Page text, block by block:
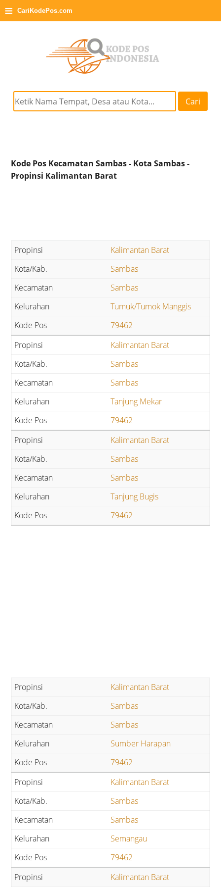
≡ CariKodePos.com
Cari
Kode Pos Kecamatan Sambas - Kota Sambas -
Propinsi Kalimantan Barat
Kalimantan Barat
Sambas
Sambas
Tumuk/Tumok Manggis
79462
Kalimantan Barat
Sambas
Sambas
Tanjung Mekar
79462
Kalimantan Barat
Sambas
Sambas
Tanjung Bugis
79462
Kalimantan Barat
Sambas
Sambas
Sumber Harapan
79462
Kalimantan Barat
Sambas
Sambas
Semangau
79462
Kalimantan Barat